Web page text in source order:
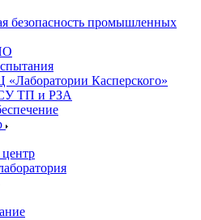
безопасность промышленных
Касперского»
ТП и РЗА